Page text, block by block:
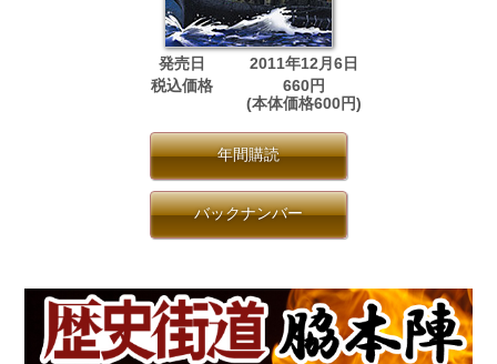
発売日
2011年12月6日
税込価格
660円
(本体価格600円)
年間購読
バックナンバー